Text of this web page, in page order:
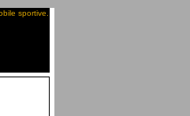
sportive.